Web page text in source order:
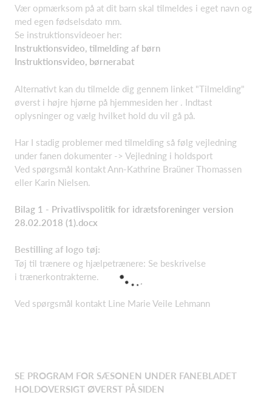
Vær opmærksom på at dit barn skal tilmeldes i eget navn og
med egen fødselsdato mm.
Se instruktionsvideoer her:
Instruktionsvideo, tilmelding af børn
Instruktionsvideo, børnerabat
Alternativt kan du tilmelde dig gennem linket "Tilmelding"
øverst i højre hjørne på hjemmesiden her . Indtast
oplysninger og vælg hvilket hold du vil gå på.
Har I stadig problemer med tilmelding så følg vejledning
under fanen dokumenter -> Vejledning i holdsport
Ved spørgsmål kontakt Ann-Kathrine Braüner Thomassen
eller Karin Nielsen.
Bilag 1 - Privatlivspolitik for idrætsforeninger version
28.02.2018 (1).docx
Bestilling af logo tøj:
Tøj til trænere og hjælpetrænere: Se beskrivelse
i trænerkontrakterne.
Ved spørgsmål kontakt Line Marie Veile Lehmann
SE PROGRAM FOR SÆSONEN UNDER FANEBLADET
HOLDOVERSIGT ØVERST PÅ SIDEN